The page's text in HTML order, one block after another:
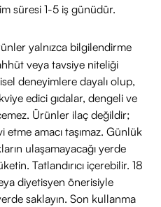
süresi 1-5 iş günüdür.
yalnızca bilgilendirme
veya tavsiye niteliği
deneyimlere dayalı olup,
edici gıdalar, dengeli ve
Ürünler ilaç değildir;
etme amacı taşımaz. Günlük
ulaşamayacağı yerde
Tatlandırıcı içerebilir. 18
diyetisyen önerisiyle
saklayın. Son kullanma